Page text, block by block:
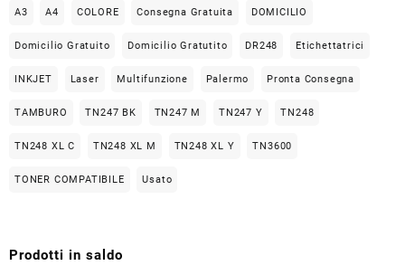
A3 A4 COLORE Consegna Gratuita DOMICILIO
Domicilio Gratuito Domicilio Gratutito DR248 Etichettatrici
INKJET Laser Multifunzione Palermo Pronta Consegna
TAMBURO TN247 BK TN247 M TN247 Y TN248
TN248 XL C TN248 XL M TN248 XL Y TN3600
TONER COMPATIBILE Usato
Prodotti in saldo